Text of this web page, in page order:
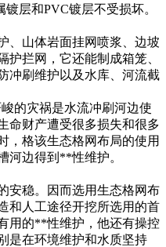
层和PVC镀层不受损坏。
、山体岩面挂网喷浆、边坡
护拦网，它还能制成箱笼、
冲刷维护以及水库、河流截
的灾祸是水流冲刷河边使
命财产遭受很多损失和很多
，格该生态格网布局的使用
河边得到**性维护。
安稳。因而选用生态格网布
和人工途径开挖所选用的首
用的**性维护，他还有操控
是在环境维护和水质坚持